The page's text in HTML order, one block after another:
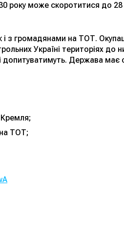
року може скоротитися до
з громадянами на ТОТ.
Україні територіях до
Держава має
Кремля;
ТОТ;